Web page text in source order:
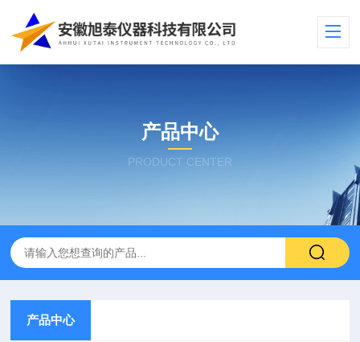
产品中心
PRODUCT CENTER
产品中心